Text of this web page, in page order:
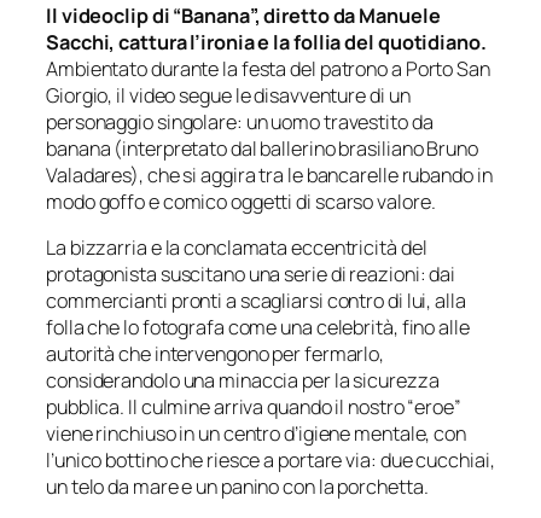
Il videoclip di “Banana”, diretto da Manuele
Sacchi, cattura l’ironia e la follia del quotidiano.
Ambientato durante la festa del patrono a Porto San
Giorgio, il video segue le disavventure di un
personaggio singolare: un uomo travestito da
banana (interpretato dal ballerino brasiliano Bruno
Valadares), che si aggira tra le bancarelle rubando in
modo goffo e comico oggetti di scarso valore.
La bizzarria e la conclamata eccentricità del
protagonista suscitano una serie di reazioni: dai
commercianti pronti a scagliarsi contro di lui, alla
folla che lo fotografa come una celebrità, fino alle
autorità che intervengono per fermarlo,
considerandolo una minaccia per la sicurezza
pubblica. Il culmine arriva quando il nostro “eroe”
viene rinchiuso in un centro d’igiene mentale, con
l’unico bottino che riesce a portare via: due cucchiai,
un telo da mare e un panino con la porchetta.